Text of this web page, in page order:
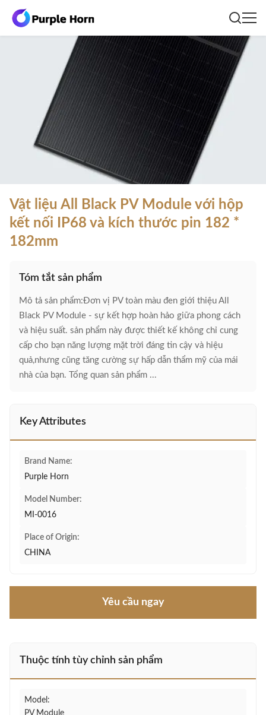
Vật liệu All Black PV Module với hộp
kết nối IP68 và kích thước pin 182 *
182mm
Tóm tắt sản phẩm
Mô tả sản phẩm:Đơn vị PV toàn màu đen giới thiệu All
Black PV Module - sự kết hợp hoàn hảo giữa phong cách
và hiệu suất. sản phẩm này được thiết kế không chỉ cung
cấp cho bạn năng lượng mặt trời đáng tin cậy và hiệu
quả,nhưng cũng tăng cường sự hấp dẫn thẩm mỹ của mái
nhà của bạn. Tổng quan sản phẩm ...
Key Attributes
Brand Name:
Purple Horn
Model Number:
MI-0016
Place of Origin:
CHINA
Yêu cầu ngay
Thuộc tính tùy chỉnh sản phẩm
Model:
PV Module